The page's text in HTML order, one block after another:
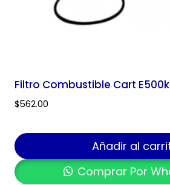
Filtro Combustible Cart
$562.00
Añadir al
Comprar Por